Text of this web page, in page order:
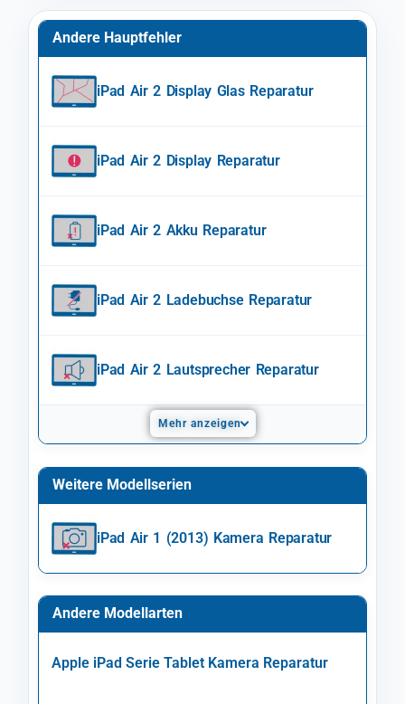
Andere Hauptfehler
iPad Air 2 Display Glas Reparatur
iPad Air 2 Display Reparatur
iPad Air 2 Akku Reparatur
iPad Air 2 Ladebuchse Reparatur
iPad Air 2 Lautsprecher Reparatur
Mehr anzeigen
Weitere Modellserien
iPad Air 1 (2013) Kamera Reparatur
Andere Modellarten
Apple iPad Serie Tablet Kamera Reparatur